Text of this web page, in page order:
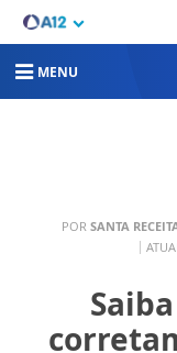
MENU
POR SANTA